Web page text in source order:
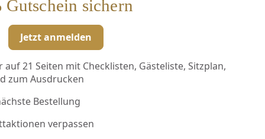
Gutschein sichern
Jetzt anmelden
21 Seiten mit Checklisten, Gästeliste, Sitzplan,
zum Ausdrucken
Bestellung
verpassen